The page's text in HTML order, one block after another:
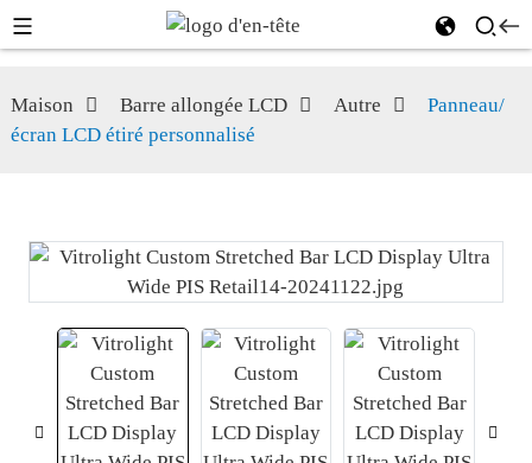
Maison Barre allongée LCD Autre
Panneau/
écran LCD étiré personnalisé